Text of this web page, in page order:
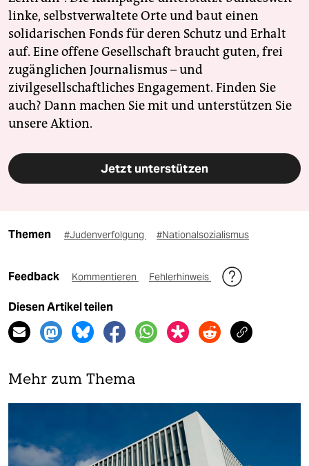
linke, selbstverwaltete Orte und baut einen
solidarischen Fonds für deren Schutz und Erhalt
auf. Eine offene Gesellschaft braucht guten, frei
zugänglichen Journalismus – und
zivilgesellschaftliches Engagement. Finden Sie
auch? Dann machen Sie mit und unterstützen Sie
unsere Aktion.
Jetzt unterstützen
Themen #Judenverfolgung #Nationalsozialismus
Feedback Kommentieren Fehlerhinweis
Diesen Artikel teilen
Mehr zum Thema